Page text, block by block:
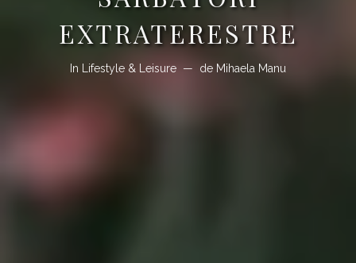
EXTRATERESTRE
In Lifestyle & Leisure de Mihaela Manu